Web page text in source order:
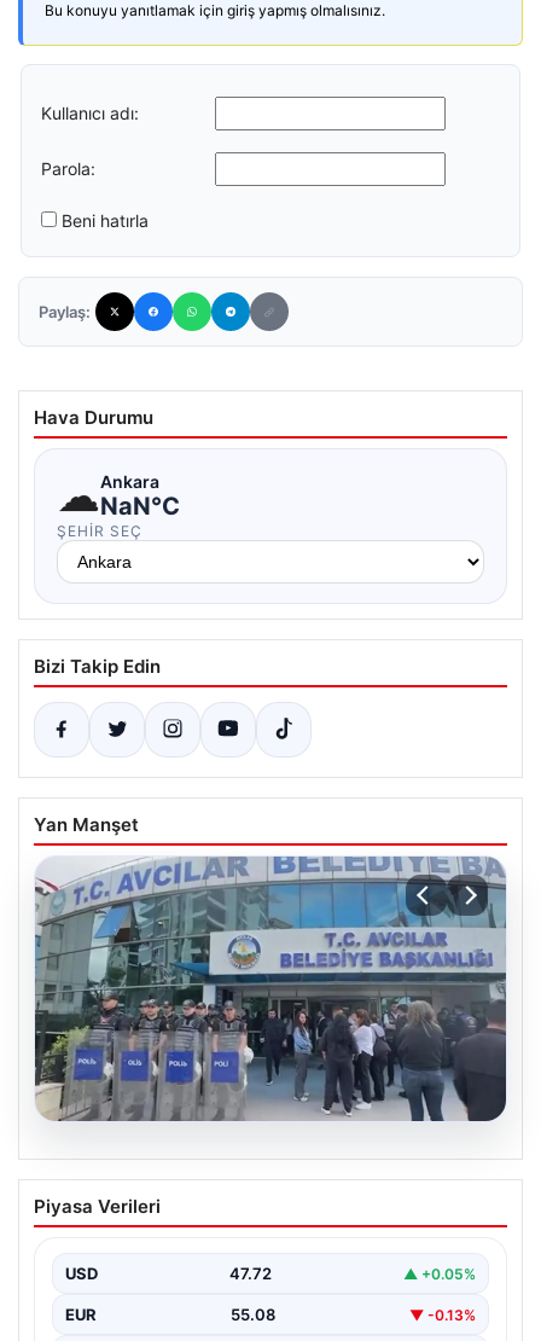
Bu konuyu yanıtlamak için giriş yapmış olmalısınız.
Kullanıcı adı:
Parola:
Beni hatırla
Paylaş:
Hava Durumu
☁Ankara
NaN°C
ŞEHIR SEÇ
Bizi Takip Edin
Yan Manşet
05.08.2026
Avcılar Belediyesi’ne operasyon. 12
şüpheli gözaltına alındı
Piyasa Verileri
USD 47.72 ▲ +0.05%
EUR 55.08 ▼ -0.13%